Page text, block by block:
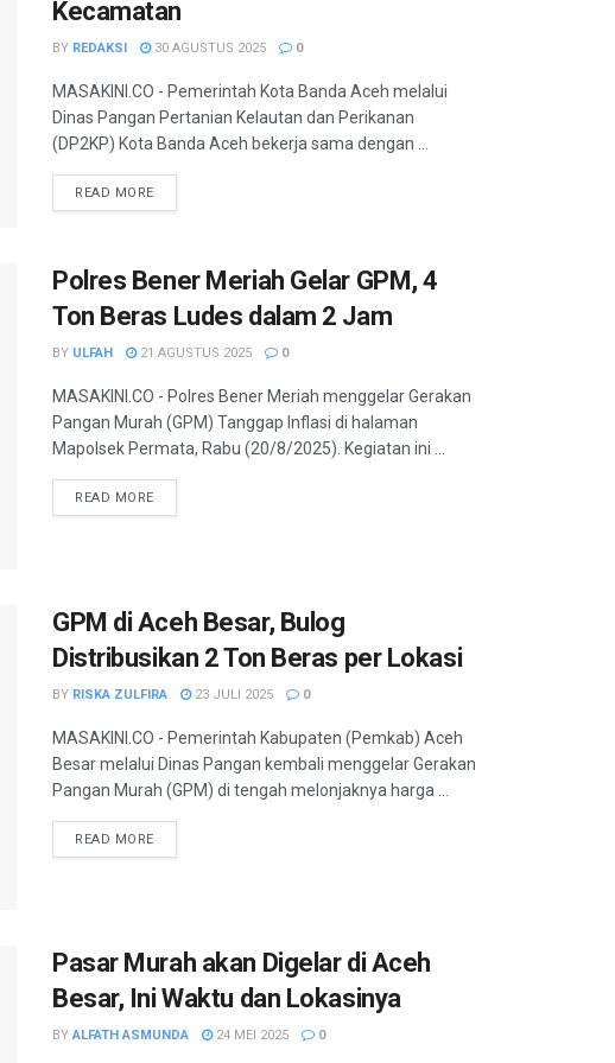
Kecamatan
BY REDAKSI 30 AGUSTUS 2025 0
MASAKINI.CO - Pemerintah Kota Banda Aceh melalui
Dinas Pangan Pertanian Kelautan dan Perikanan
(DP2KP) Kota Banda Aceh bekerja sama dengan ...
READ MORE
Polres Bener Meriah Gelar GPM, 4
Ton Beras Ludes dalam 2 Jam
BY ULFAH 21 AGUSTUS 2025 0
MASAKINI.CO - Polres Bener Meriah menggelar Gerakan
Pangan Murah (GPM) Tanggap Inflasi di halaman
Mapolsek Permata, Rabu (20/8/2025). Kegiatan ini ...
READ MORE
GPM di Aceh Besar, Bulog
Distribusikan 2 Ton Beras per Lokasi
BY RISKA ZULFIRA 23 JULI 2025 0
MASAKINI.CO - Pemerintah Kabupaten (Pemkab) Aceh
Besar melalui Dinas Pangan kembali menggelar Gerakan
Pangan Murah (GPM) di tengah melonjaknya harga ...
READ MORE
Pasar Murah akan Digelar di Aceh
Besar, Ini Waktu dan Lokasinya
BY ALFATH ASMUNDA 24 MEI 2025 0